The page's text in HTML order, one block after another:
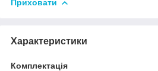
Приховати
Характеристики
Комплектація